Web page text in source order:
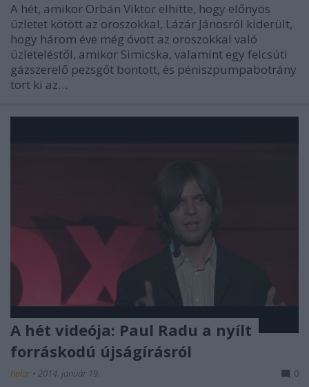
A hét, amikor Orbán Viktor elhitte, hogy előnyös
üzletet kötött az oroszokkal, Lázár Jánosról kiderült,
hogy három éve még óvott az oroszokkal való
üzleteléstől, amikor Simicska, valamint egy felcsúti
gázszerelő pezsgőt bontott, és péniszpumpabotrány
tört ki az…
A hét videója: Paul Radu a nyílt
forráskodú újságírásról
halar • 2014. január 19. 0